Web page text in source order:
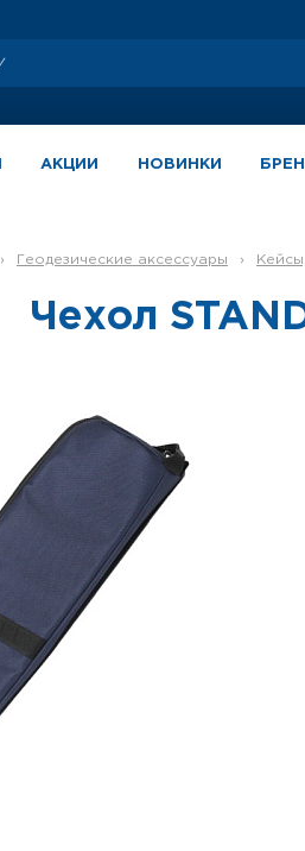
АКЦИИ НОВИНКИ
› Геодезические аксессуары ›
Чехол